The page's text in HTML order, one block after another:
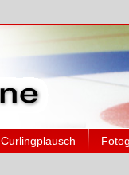
Curlingplausch